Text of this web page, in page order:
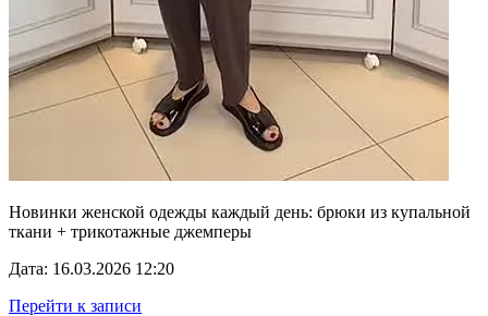
Новинки женской одежды каждый день: брюки из купальной
ткани + трикотажные джемперы
Дата: 16.03.2026 12:20
Перейти к записи